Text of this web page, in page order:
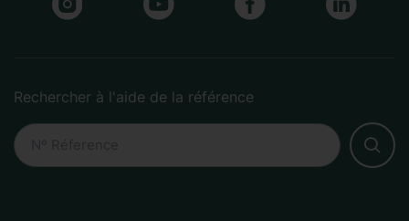
Rechercher à l'aide de la référence